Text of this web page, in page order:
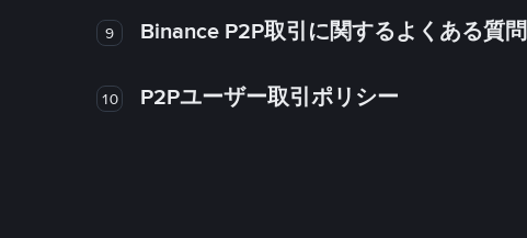
9 Binance P2P取引に関するよくある質問
10 P2Pユーザー取引ポリシー